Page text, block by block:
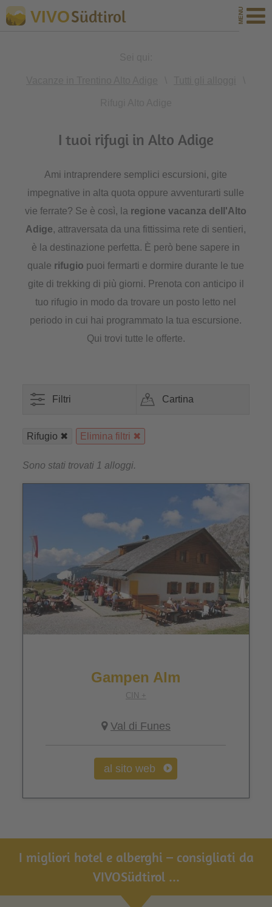
VIVOSüdtirol
I tuoi rifugi in Alto Adige
Ami intraprendere semplici escursioni, gite
impegnative in alta quota oppure avventurarti sulle
vie ferrate? Se è così, la regione vacanza dell'Alto
Adige, attraversata da una fittissima rete di sentieri,
è la destinazione perfetta. È però bene sapere in
quale rifugio puoi fermarti e dormire durante le tue
gite di trekking di più giorni. Prenota con anticipo il
tuo rifugio in modo da trovare un posto letto nel
periodo in cui hai programmato la tua escursione.
Qui trovi tutte le offerte.
Filtri Cartina
Rifugio Elimina filtri
Sono stati trovati 1 alloggi.
Gampen Alm
CIN +
Val di Funes
al sito web
I migliori hotel e alberghi – consigliati da
VIVOSüdtirol ...